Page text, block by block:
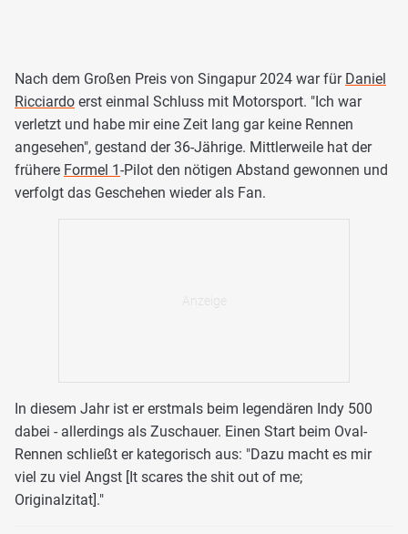
Nach dem Großen Preis von Singapur 2024 war für Daniel
Ricciardo erst einmal Schluss mit Motorsport. "Ich war
verletzt und habe mir eine Zeit lang gar keine Rennen
angesehen", gestand der 36-Jährige. Mittlerweile hat der
frühere Formel 1-Pilot den nötigen Abstand gewonnen und
verfolgt das Geschehen wieder als Fan.
In diesem Jahr ist er erstmals beim legendären Indy 500
dabei - allerdings als Zuschauer. Einen Start beim Oval-
Rennen schließt er kategorisch aus: "Dazu macht es mir
viel zu viel Angst [It scares the shit out of me;
Originalzitat]."